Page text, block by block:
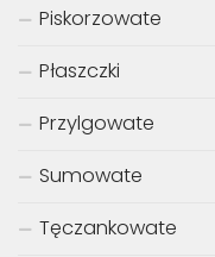
Piskorzowate
Płaszczki
Przylgowate
Sumowate
Tęczankowate